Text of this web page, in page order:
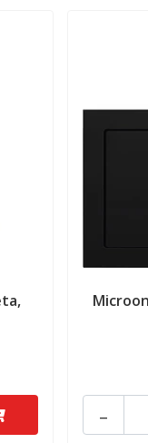
-